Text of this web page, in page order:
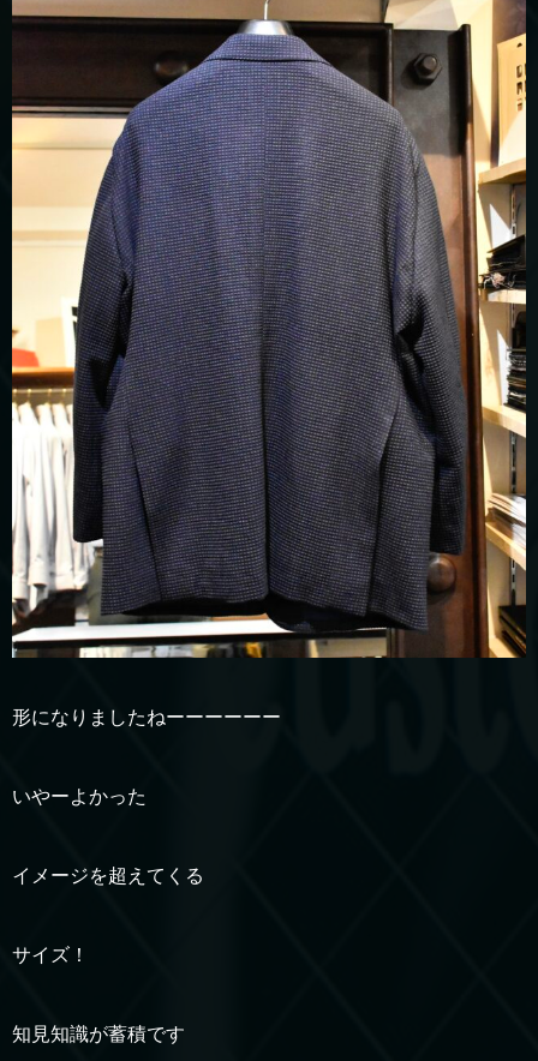
形になりましたねーーーーーー
いやーよかった
イメージを超えてくる
サイズ！
知見知識が蓄積です